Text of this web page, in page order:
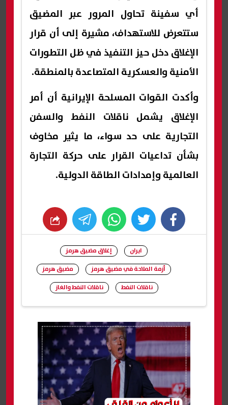
أي سفينة تحاول المرور عبر المضيق
ستتعرض للاستهداف، مشيرة إلى أن قرار
الإغلاق دخل حيز التنفيذ في ظل التطورات
الأمنية والعسكرية المتصاعدة بالمنطقة.
وأكدت القوات المسلحة الإيرانية أن أمر
الإغلاق يشمل ناقلات النفط والسفن
التجارية على حد سواء، ما يثير مخاوف
بشأن تداعيات القرار على حركة التجارة
العالمية وإمدادات الطاقة الدولية.
facebook
twitter
whats
شارك
ايران
إغلاق مضيق هرمز
أزمة الملاحة في مضيق هرمز
مضيق ‌هرمز
ناقلات النفط
ناقلات النفط والغاز